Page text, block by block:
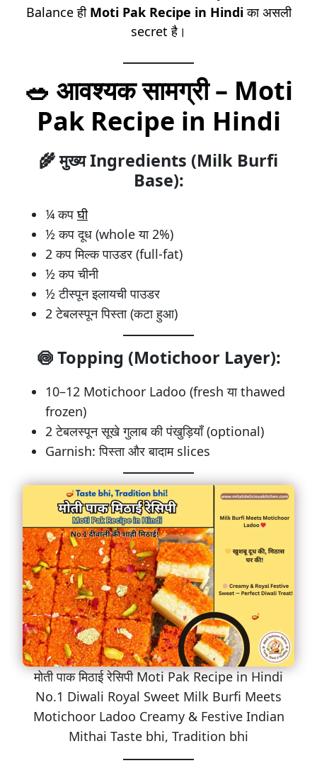
Balance ही Moti Pak Recipe in Hindiका असली
secret है।
🥗 आवश्यक सामग्री – Moti
Pak Recipe in Hindi
🌾मुख्य Ingredients (Milk Burfi
Base):
¼ कपघी
½ कप दूध (whole या 2%)
2 कप मिल्क पाउडर (full-fat)
½ कप चीनी
½ टीस्पून इलायची पाउडर
2 टेबलस्पून पिस्ता (कटा हुआ)
🍥Topping (Motichoor Layer):
10–12 Motichoor Ladoo (fresh या thawed
frozen)
2 टेबलस्पून सूखे गुलाब की पंखुड़ियाँ (optional)
Garnish: पिस्ता और बादाम slices
मोती पाक मिठाई रेसिपी Moti Pak Recipe in Hindi
No.1 Diwali Royal Sweet Milk Burfi Meets
Motichoor Ladoo Creamy & Festive Indian
Mithai Taste bhi, Tradition bhi